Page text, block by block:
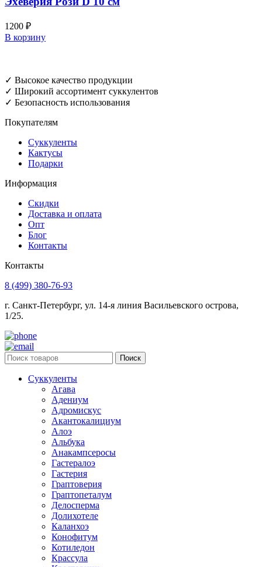
1200 ₽
В корзину
✓ Высокое качество продукции
✓ Широкий ассортимент суккулентов
✓ Безопасность использования
Покупателям
Суккуленты
Кактусы
Подарки
Информация
Скидки
Доставка и оплата
Опт
Блог
Контакты
Контакты
8 (499) 380-76-93
г. Санкт-Петербург, ул. 14-я линия Васильевского острова,
1/25.
Поиск
Суккуленты
Агава
Адениум
Адромискус
Акантокалициум
Алоэ
Альбука
Анакампсеросы
Гастералоэ
Гастерия
Граптоверия
Граптопеталум
Делосперма
Долихотеле
Каланхоэ
Конофитум
Котиледон
Крассула